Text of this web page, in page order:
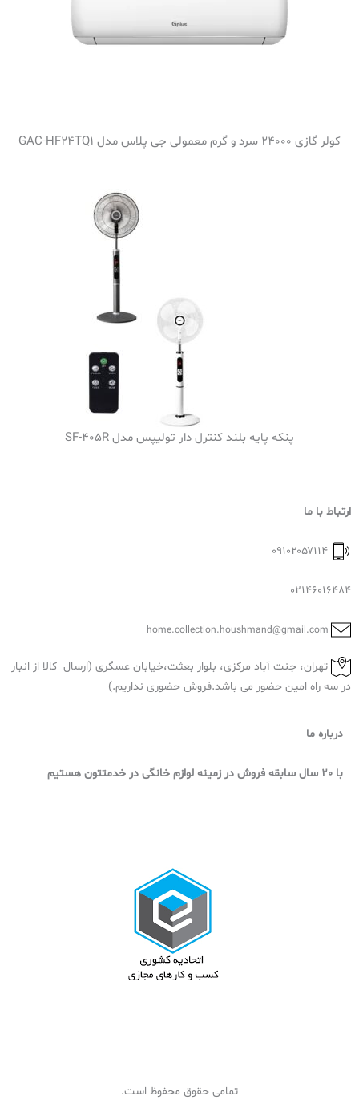
کولر گازی 24000 سرد و گرم معمولی جی پلاس مدل GAC-HF24TQ1
پنکه پایه بلند کنترل دار تولیپس مدل SF-405R
ارتباط با ما
02146016484
تهران، جنت آباد مرکزی، بلوار بعثت،خیابان عسگری (ارسال کالا از انبار
در سه راه امین حضور می باشد.فروش حضوری نداریم.)
درباره ما
با 20 سال سابقه فروش در زمینه لوازم خانگی در خدمتتون هستیم
تمامی حقوق محفوظ است.